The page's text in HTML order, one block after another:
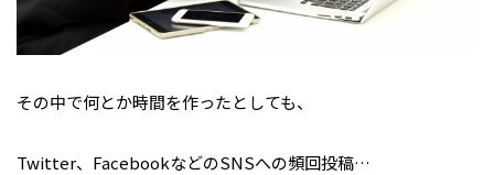
その中で何とか時間を作ったとしても、
Twitter、FacebookなどのSNSへの頻回投稿…